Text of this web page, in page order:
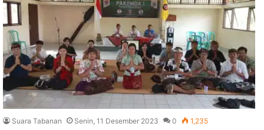
Suara Tabanan Senin, 11 Desember 2023 0 1,235